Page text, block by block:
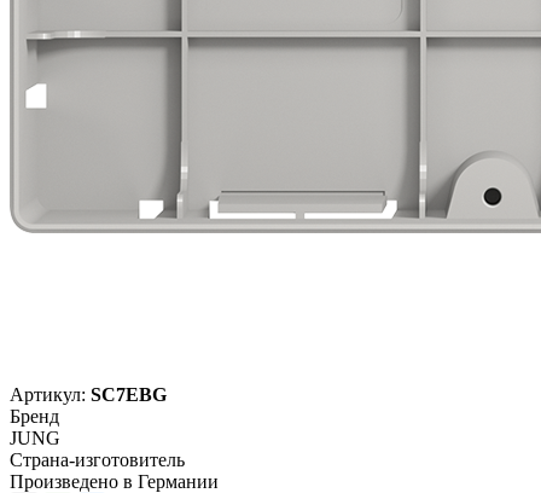
Артикул: SC7EBG
Бренд
JUNG
Страна-изготовитель
Произведено в Германии